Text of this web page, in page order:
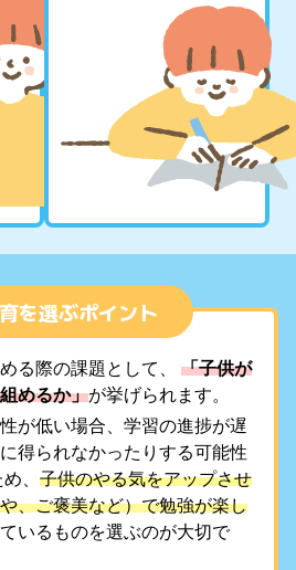
を選ぶポイント
る際の課題として、 「子供が
めるか」が挙げられます。
が低い場合、学習の進捗が遅
得られなかったりする可能性
、 子供のやる気をアップさせ
、ご褒美など）で勉強が楽し
いるものを選ぶのが大切で